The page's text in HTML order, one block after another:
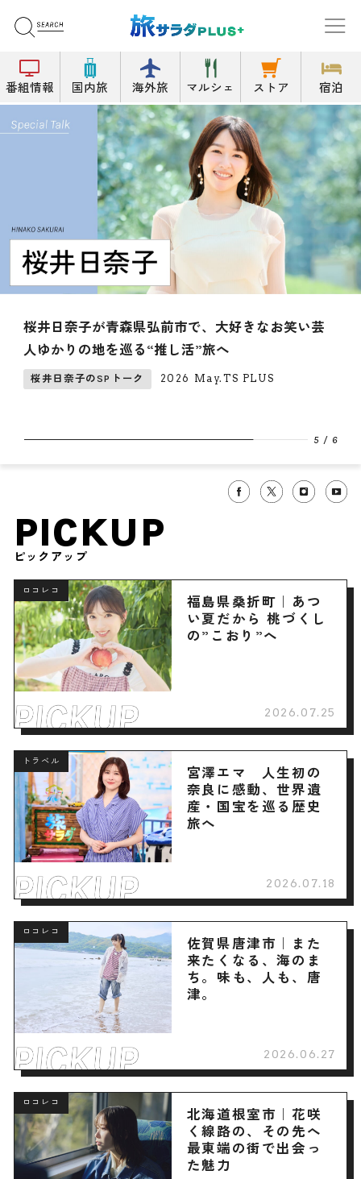
番組情報 国内旅 海外旅 マルシェ ストア 宿泊
日奈子が青森県弘前市で、大好きなお笑い芸
かりの地を巡る“推し活”旅へ
2026 May.TS PLUS
井日奈子のSPトーク
6 / 6
PICKUP
ピックアップ
ロコレコ
福島県桑折町｜あつ
い夏だから 桃づくし
の”こおり”へ
2026.07.25
トラベル
宮澤エマ 人生初の
奈良に感動、世界遺
産・国宝を巡る歴史
旅へ
2026.07.18
ロコレコ
佐賀県唐津市｜また
来たくなる、海のま
ち。味も、人も、唐
津。
2026.06.27
ロコレコ
北海道根室市｜花咲
く線路の、その先へ
最東端の街で出会っ
た魅力